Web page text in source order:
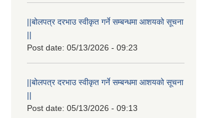
||बोलपत्र दरभाउ स्वीकृत गर्ने सम्बन्धमा आशयको सूचना
||
Post date: 05/13/2026 - 09:23
||बोलपत्र दरभाउ स्वीकृत गर्ने सम्बन्धमा आशयको सूचना
||
Post date: 05/13/2026 - 09:13